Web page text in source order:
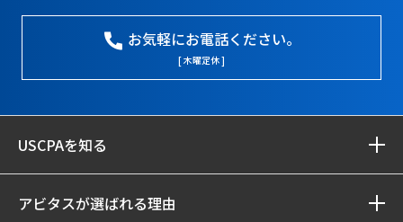
お気軽にお電話ください。
[ 木曜定休 ]
USCPAを知る
アビタスが選ばれる理由